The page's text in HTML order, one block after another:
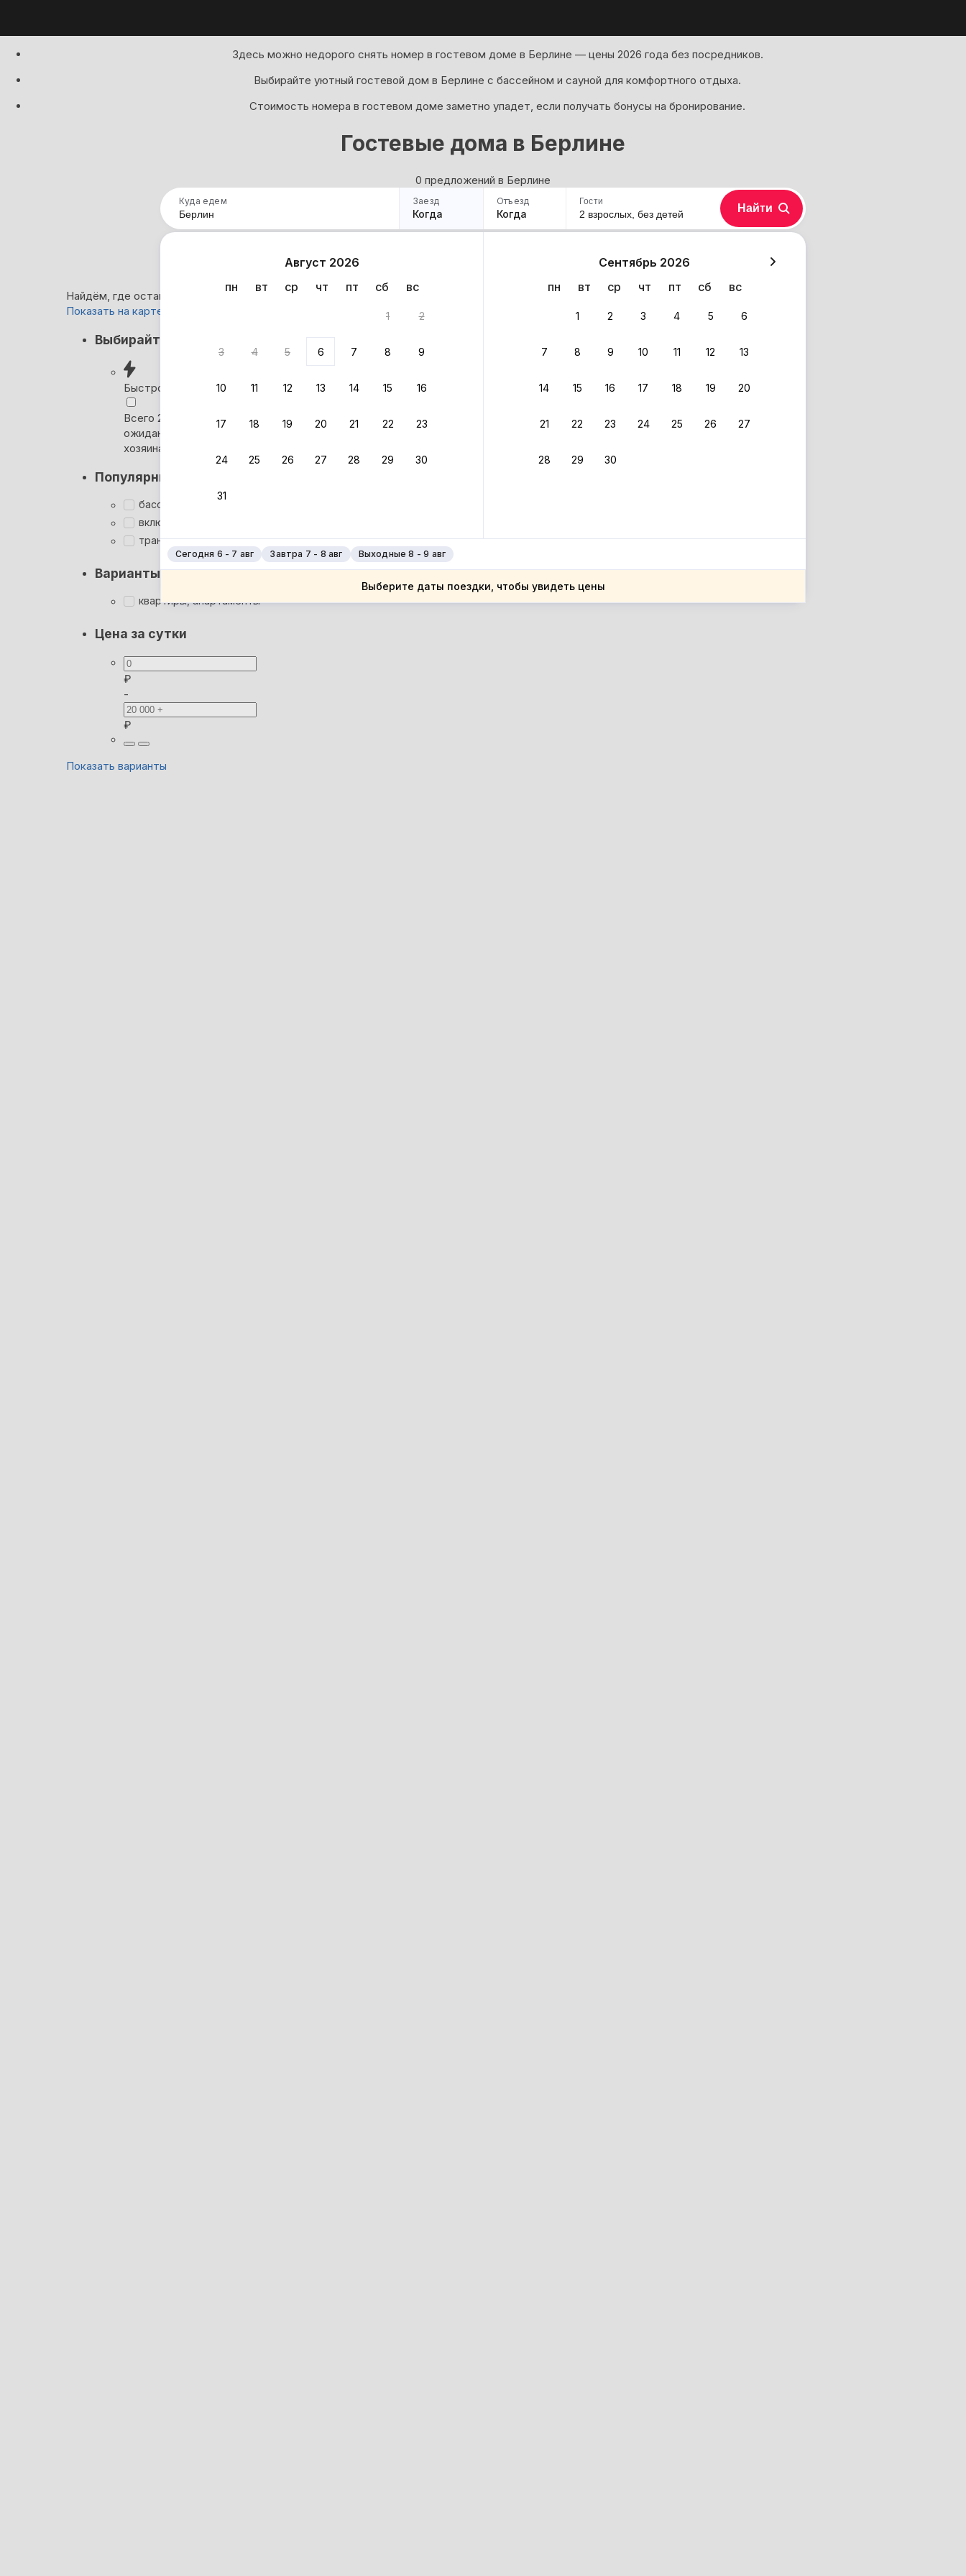
Здесь можно недорого снять номер в гостевом доме в Берлине — цены 2026 года без посредников.
Выбирайте уютный гостевой дом в Берлине с бассейном и сауной для комфортного отдыха.
Стоимость номера в гостевом доме заметно упадет, если получать бонусы на бронирование.
Гостевые дома в Берлине
0 предложений в Берлине
Куда едем Заезд
Когда
Отъезд
Когда
Август 2026
пн
вт ср чт пт сб вс
1 2
3 4 5 6 7 8 9
10 11 12 13 14 15 16
17 18 19 20 21 22 23
24 25 26 27 28 29 30
31
Сентябрь 2026
пн
вт ср чт пт сб вс
1 2 3 4 5 6
7 8 9 10 11 12 13
14 15 16 17 18 19 20
21 22 23 24 25 26 27
28 29 30
Сегодня 6 - 7 авг Завтра 7 - 8 авг Выходные 8 - 9 авг
Выберите даты поездки, чтобы увидеть цены
Гости
2 взрослых, без детей Найти
Найдём, где остановиться в Берлине: 0 вариантов
Показать на карте
Выбирайте лучшее
Быстрое бронирование
Всего 2 минуты, без
ожидания ответа от
хозяина
Популярные фильтры
бассейн
включён завтрак
трансфер
Варианты размещения
квартиры, апартаменты
Цена за сутки
₽
-
₽
Показать варианты
Ни один вариант из результатов поиска не соответствует заданным фильтрам.
земля Бранденбург